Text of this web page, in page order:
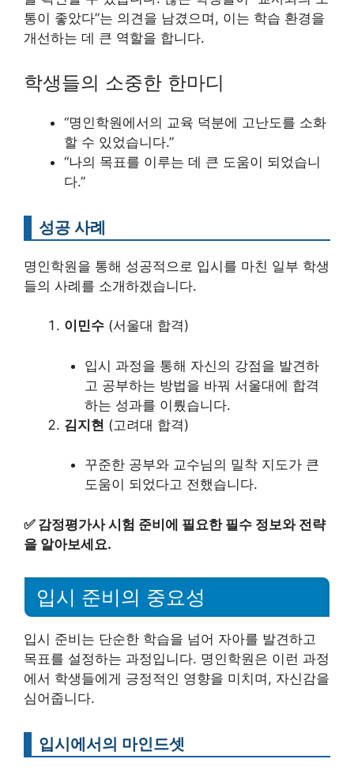
통이 좋았다”는 의견을 남겼으며, 이는 학습 환경을
개선하는 데 큰 역할을 합니다.
학생들의 소중한 한마디
“명인학원에서의 교육 덕분에 고난도를 소화
할 수 있었습니다.”
“나의 목표를 이루는 데 큰 도움이 되었습니
다.”
성공 사례
명인학원을 통해 성공적으로 입시를 마친 일부 학생
들의 사례를 소개하겠습니다.
이민수 (서울대 합격)
입시 과정을 통해 자신의 강점을 발견하
고 공부하는 방법을 바꿔 서울대에 합격
하는 성과를 이뤘습니다.
김지현 (고려대 합격)
꾸준한 공부와 교수님의 밀착 지도가 큰
도움이 되었다고 전했습니다.
✅ 감정평가사 시험 준비에 필요한 필수 정보와 전략
을 알아보세요.
입시 준비의 중요성
입시 준비는 단순한 학습을 넘어 자아를 발견하고
목표를 설정하는 과정입니다. 명인학원은 이런 과정
에서 학생들에게 긍정적인 영향을 미치며, 자신감을
심어줍니다.
입시에서의 마인드셋